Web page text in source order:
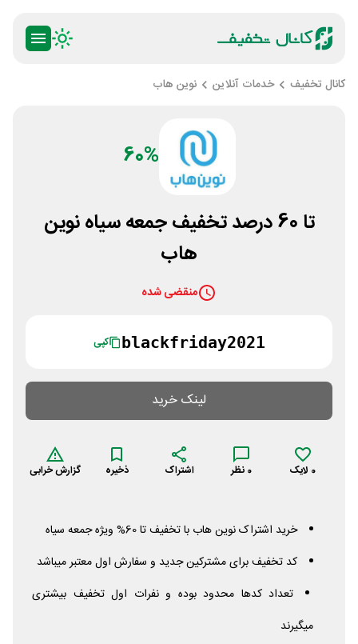
کانال تخفیف خدمات آنلاین نوین هاب
60%
تا 60 درصد تخفیف جمعه سیاه نوین
هاب
منقضی شده
blackfriday2021 کپی
لینک خرید
0 لایک 0 نظر اشتراک ذخیره گزارش خرابی
خرید اشتراک نوین هاب با تخفیف تا 60% ویژه جمعه سیاه
کد تخفیف برای مشترکین جدید و سفارش اول معتبر میباشد
تعداد کدها محدود بوده و نفرات اول تخفیف بیشتری
میگیرند